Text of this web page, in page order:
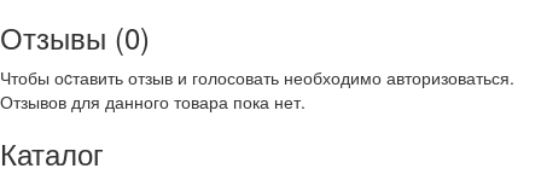
Отзывы (0)
Чтобы оcтавить отзыв и голосовать необходимо авторизоваться.
Отзывов для данного товара пока нет.
Каталог